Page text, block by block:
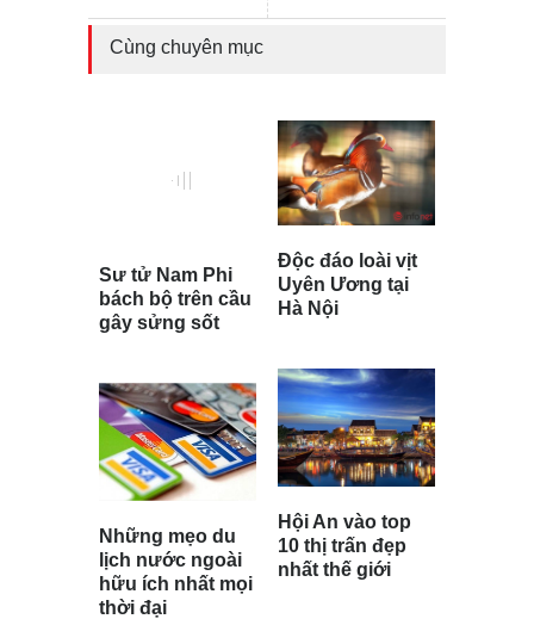
Cùng chuyên mục
Sư tử Nam Phi
bách bộ trên cầu
gây sửng sốt
Những mẹo du
lịch nước ngoài
hữu ích nhất mọi
thời đại
Độc đáo loài vịt
Uyên Ương tại
Hà Nội
Hội An vào top
10 thị trấn đẹp
nhất thế giới